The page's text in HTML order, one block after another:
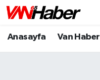
Anasayfa Van Haber
Nöbetçi Eczaneler